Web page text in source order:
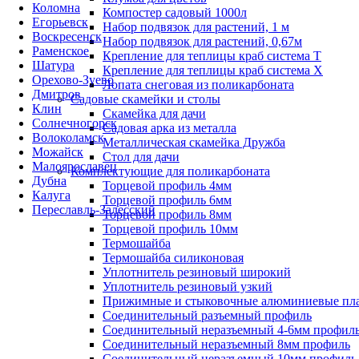
Коломна
Егорьевск
Воскресенск
Раменское
Шатура
Орехово-Зуево
Дмитров
Клин
Солнечногорск
Волоколамск
Можайск
Малоярославец
Дубна
Калуга
Переславль-Залесский
Компостер садовый 1000л
Набор подвязок для растений, 1 м
Набор подвязок для растений, 0,67м
Крепление для теплицы краб система Т
Крепление для теплицы краб система Х
Лопата снеговая из поликарбоната
Садовые скамейки и столы
Скамейка для дачи
Садовая арка из металла
Металлическая скамейка Дружба
Стол для дачи
Комплектующие для поликарбоната
Торцевой профиль 4мм
Торцевой профиль 6мм
Торцевой профиль 8мм
Торцевой профиль 10мм
Термошайба
Термошайба силиконовая
Уплотнитель резиновый широкий
Уплотнитель резиновый узкий
Прижимные и стыковочные алюминиевые
Соединительный разъемный профиль
Соединительный неразъемный 4-6мм
Соединительный неразъемный 8мм профиль